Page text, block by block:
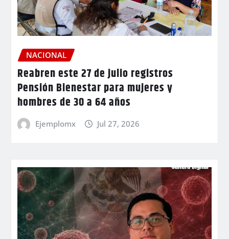
NACIONAL
Reabren este 27 de julio registros
Pensión Bienestar para mujeres y
hombres de 30 a 64 años
Ejemplomx Jul 27, 2026